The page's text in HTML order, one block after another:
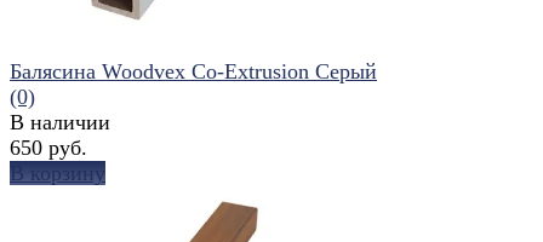
Балясина Woodvex Co-Extrusion Серый
(0)
В наличии
650 руб.
В корзину